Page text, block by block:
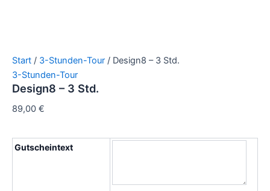
Start / 3-Stunden-Tour / Design8 – 3 Std.
3-Stunden-Tour
Design8 – 3 Std.
89,00 €
Gutscheintext